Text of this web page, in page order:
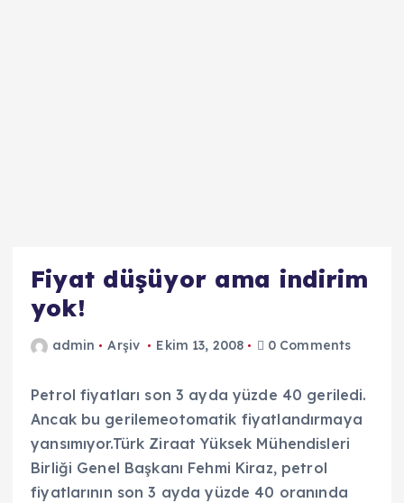
Fiyat düşüyor ama indirim
yok!
admin Arşiv Ekim 13, 2008 0 Comments
Petrol fiyatları son 3 ayda yüzde 40 geriledi.
Ancak bu gerilemeotomatik fiyatlandırmaya
yansımıyor.Türk Ziraat Yüksek Mühendisleri
Birliği Genel Başkanı Fehmi Kiraz, petrol
fiyatlarının son 3 ayda yüzde 40 oranında